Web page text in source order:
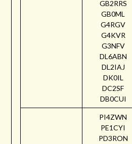
GB2RRS
GB0ML
G4RGV
G4KVR
G3NFV
DL6ABN
DL2IAJ
DK0IL
DC2SF
DB0CUI
PI4ZWN
PE1CYI
PD3RON